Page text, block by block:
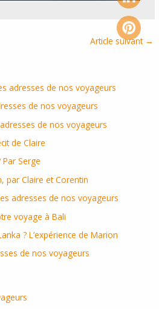
Article suivant →
adresses de nos voyageurs
de nos voyageurs
de nos voyageurs
de Claire
Serge
par Claire et Corentin
adresses de nos voyageurs
voyage à Bali
? L’expérience de Marion
de nos voyageurs